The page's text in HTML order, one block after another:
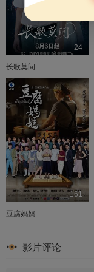
24
长歌莫问
161
豆腐妈妈
影片评论